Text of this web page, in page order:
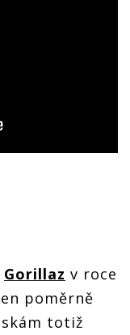
Gorillaz v roce
poměrně
totiž